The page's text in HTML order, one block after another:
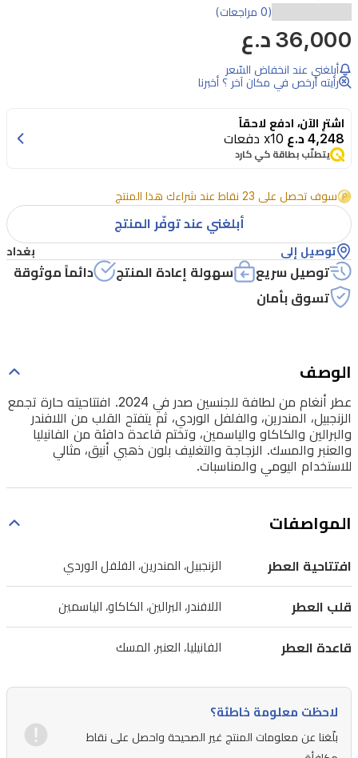
أنغام
من
لطافة
صدر
في
افتتاحيته
حارة
تجمع
الزنجبيل،
المندرين،
يتفتح
القلب
من
اللافندر
والياسمين،
دافئة
من
الفانيليا
والتغليف
(0 مراجعات)
36,000 د.ع
أبلغني عند انخفاض السّعر
رأيته أرخص في مكان آخر ؟ أخبرنا
اشترِ الآن، ادفع لاحقاً
4,248 د.ع x10 دفعات
يتطلّب بطاقة كي كارد
سوف تحصل على 23 نقاط عند شراءك هذا المنتج
أبلغني عند توفّر المنتج
توصيل إلى بغداد
توصيل سريع سهولة إعادة المنتج
دائماً موثوقة
تسوق بأمان
الوصف
عطر أنغام من لطافة للجنسين صدر في 2024. افتتاحيته حارة تجمع
الزنجبيل، المندرين، والفلفل الوردي، ثم يتفتح القلب من اللافندر
والبرالين والكاكاو والياسمين، وتختم قاعدة دافئة من الفانيليا
والعنبر والمسك. الزجاجة والتغليف بلون ذهبي أنيق، مثالي
للاستخدام اليومي والمناسبات.
المواصفات
افتتاحية العطر الزنجبيل، المندرين، الفلفل الوردي
قلب العطر اللافندر، البرالين، الكاكاو، الياسمين
قاعدة العطر الفانيليا، العنبر، المسك
لاحظت معلومة خاطئة؟
بلّغنا عن معلومات المنتج غير الصحيحة واحصل على نقاط